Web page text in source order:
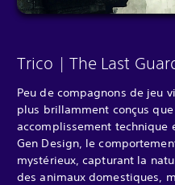
Trico | The Last
Peu de compagnons de jeu
plus brillamment conçus
accomplissement technique
Gen Design, le
mystérieux, capturant la
des animaux domestiques,